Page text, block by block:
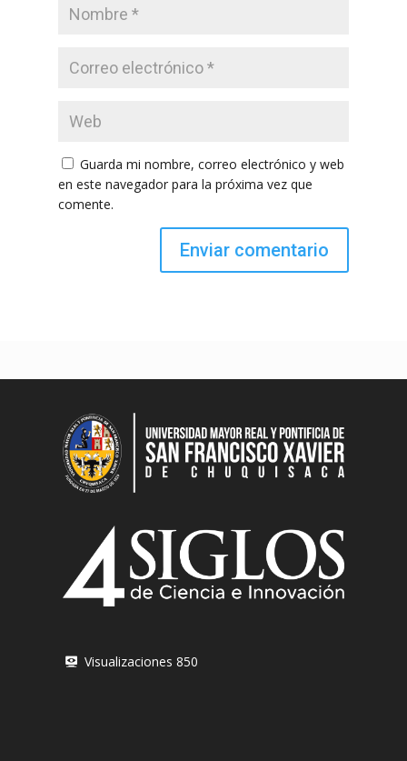
Guarda mi nombre, correo electrónico y web
en este navegador para la próxima vez que
comente.
Visualizaciones 850